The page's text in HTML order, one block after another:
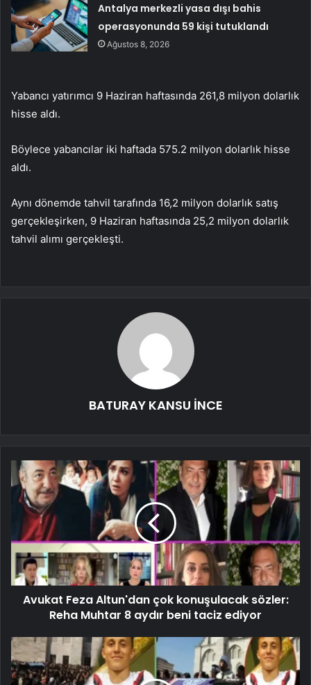
Antalya merkezli yasa dışı bahis
operasyonunda 59 kişi tutuklandı
Ağustos 8, 2026
Yabancı yatırımcı 9 Haziran haftasında 261,8 milyon dolarlık
hisse aldı.
Böylece yabancılar iki haftada 575.2 milyon dolarlık hisse
aldı.
Aynı dönemde tahvil tarafında 16,2 milyon dolarlık satış
gerçekleşirken, 9 Haziran haftasında 25,2 milyon dolarlık
tahvil alımı gerçekleşti.
BATURAY KANSU İNCE
Avukat Feza Altun'dan çok konuşulacak sözler:
Reha Muhtar 8 aydır beni taciz ediyor